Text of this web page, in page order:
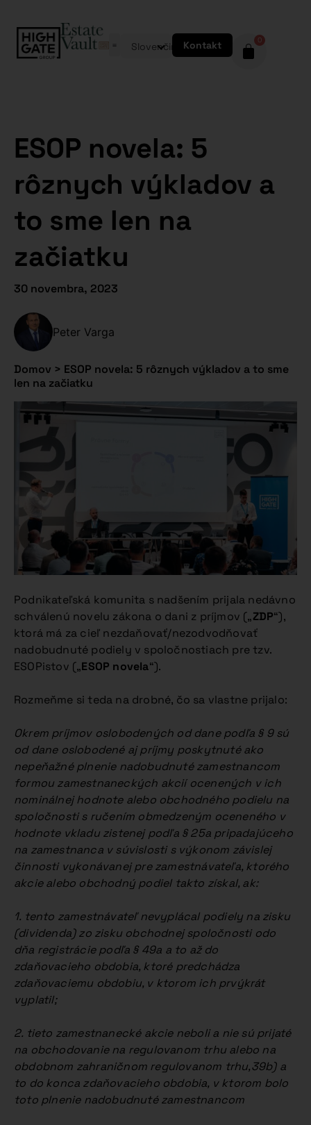
Slovenčina Kontakt 0
ESOP novela: 5
rôznych výkladov a
to sme len na
začiatku
30 novembra, 2023
Peter Varga
Domov > ESOP novela: 5 rôznych výkladov a to sme
len na začiatku
Podnikateľská komunita s nadšením prijala nedávno
schválenú novelu zákona o dani z príjmov („ZDP“),
ktorá má za cieľ nezdaňovať/nezodvodňovať
nadobudnuté podiely v spoločnostiach pre tzv.
ESOPistov („ESOP novela“).
Rozmeňme si teda na drobné, čo sa vlastne prijalo:
Okrem príjmov oslobodených od dane podľa § 9 sú
od dane oslobodené aj príjmy poskytnuté ako
nepeňažné plnenie nadobudnuté zamestnancom
formou zamestnaneckých akcií ocenených v ich
nominálnej hodnote alebo obchodného podielu na
spoločnosti s ručením obmedzeným oceneného v
hodnote vkladu zistenej podľa § 25a pripadajúceho
na zamestnanca v súvislosti s výkonom závislej
činnosti vykonávanej pre zamestnávateľa, ktorého
akcie alebo obchodný podiel takto získal, ak:
1. tento zamestnávateľ nevyplácal podiely na zisku
(dividenda) zo zisku obchodnej spoločnosti odo
dňa registrácie podľa § 49a a to až do
zdaňovacieho obdobia, ktoré predchádza
zdaňovaciemu obdobiu, v ktorom ich prvýkrát
vyplatil;
2. tieto zamestnanecké akcie neboli a nie sú prijaté
na obchodovanie na regulovanom trhu alebo na
obdobnom zahraničnom regulovanom trhu,39b) a
to do konca zdaňovacieho obdobia, v ktorom bolo
toto plnenie nadobudnuté zamestnancom